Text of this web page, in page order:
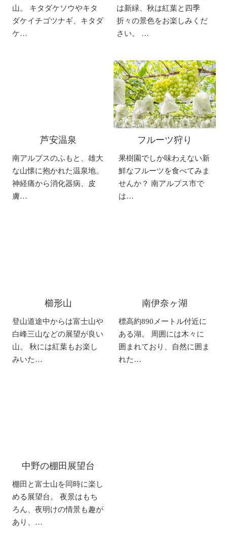
山。 キタダケソウやキタ
ダケイチゴツナギ、キタダ
ケ…
は新緑、秋は紅葉と四季
折々の景色をお楽しみくだ
さい。 …
芦安温泉
南アルプスのふもと、雄大
な山懐に抱かれた温泉地。
神経痛から消化器病、皮
膚…
フルーツ狩り
果樹園でしか味わえない新
鮮なフルーツを食べてみま
せんか？ 南アルプス市で
は…
櫛形山
登山道途中からは富士山や
白峰三山などの展望が良い
山。 秋には紅葉もお楽し
みいた…
南伊奈ヶ湖
標高約890メートル付近に
ある湖。 周囲には木々に
囲まれており、自然に囲ま
れた…
中野の棚田展望台
棚田と富士山を同時に楽し
める展望台。 夜景はもち
ろん、夜明けの情景も趣が
あり、…